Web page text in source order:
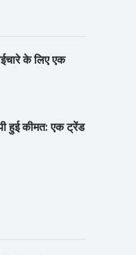
के लिए एक
हुई कीमत: एक ट्रेंड